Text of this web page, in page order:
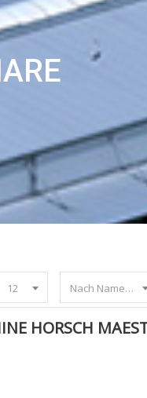
12 Nach Name sortieren
HORSCH